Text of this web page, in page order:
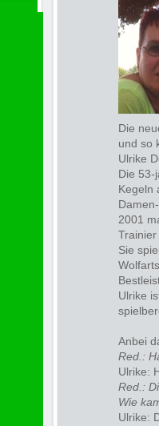
Die
und so
Ulrike
Die
Kegeln
2001
Sie
Ulrike
Anbei
Red.:
Ulrike:
Red.:
Wie
Ulrike: